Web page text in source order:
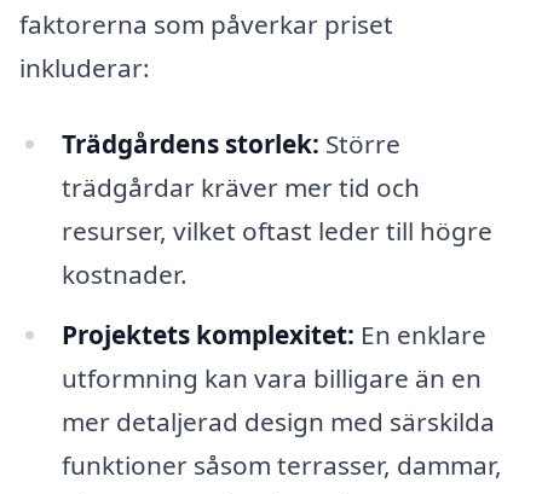
faktorerna som påverkar priset
inkluderar:
Trädgårdens storlek: Större
trädgårdar kräver mer tid och
resurser, vilket oftast leder till högre
kostnader.
Projektets komplexitet: En enklare
utformning kan vara billigare än en
mer detaljerad design med särskilda
funktioner såsom terrasser, dammar,